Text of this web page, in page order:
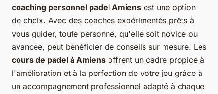
coaching personnel padel Amiens est une option
de choix. Avec des coaches expérimentés prêts à
vous guider, toute personne, qu'elle soit novice ou
avancée, peut bénéficier de conseils sur mesure. Les
cours de padel à Amiens offrent un cadre propice à
l'amélioration et à la perfection de votre jeu grâce à
un accompagnement professionnel adapté à chaque